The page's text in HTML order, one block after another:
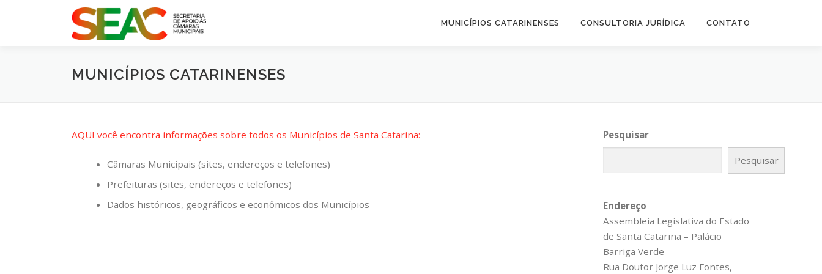
MUNICÍPIOS CATARINENSES CONSULTORIA JURÍDICA CONTATO
MUNICÍPIOS CATARINENSES
AQUI você encontra informações sobre todos os Municípios de Santa Catarina:
Câmaras Municipais (sites, endereços e telefones)
Prefeituras (sites, endereços e telefones)
Dados históricos, geográficos e econômicos dos Municípios
Pesquisar
Pesquisar
Endereço
Assembleia Legislativa do Estado
de Santa Catarina – Palácio
Barriga Verde
Rua Doutor Jorge Luz Fontes,